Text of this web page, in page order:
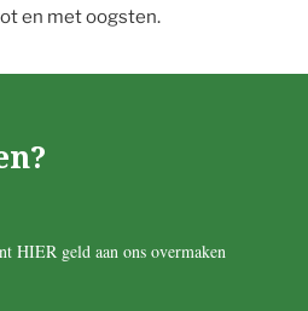
en met oogsten.
HIER geld aan ons overmaken